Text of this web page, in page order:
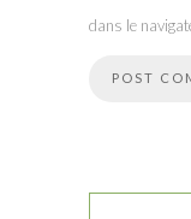
dans le